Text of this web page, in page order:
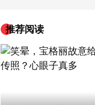
推荐阅读